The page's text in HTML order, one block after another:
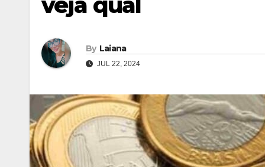
By Laiana
JUL 22, 2024